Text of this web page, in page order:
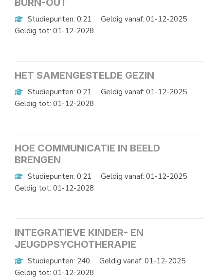
BURN-OUT
Studiepunten: 0.21
Geldig vanaf: 01-12-2025
Geldig tot: 01-12-2028
HET SAMENGESTELDE GEZIN
Studiepunten: 0.21
Geldig vanaf: 01-12-2025
Geldig tot: 01-12-2028
HOE COMMUNICATIE IN BEELD
BRENGEN
Studiepunten: 0.21
Geldig vanaf: 01-12-2025
Geldig tot: 01-12-2028
INTEGRATIEVE KINDER- EN
JEUGDPSYCHOTHERAPIE
Studiepunten: 240
Geldig vanaf: 01-12-2025
Geldig tot: 01-12-2028